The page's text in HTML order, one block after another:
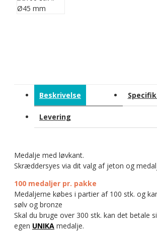
Beskrivelse
Levering
Medalje med løvkant.
Skræddersyes via dit valg af jeton og
100 medaljer pr. pakke
Medaljerne købes i partier af 100 stk. og
sølv og bronze
Skal du bruge over 300 stk. kan det betale
egen UNIKA medalje.